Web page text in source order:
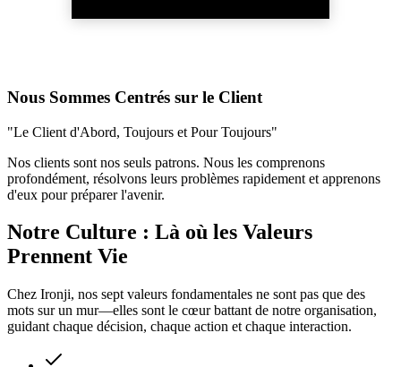
Nous Sommes Centrés sur le Client
"Le Client d'Abord, Toujours et Pour Toujours"
Nos clients sont nos seuls patrons. Nous les comprenons
profondément, résolvons leurs problèmes rapidement et apprenons
d'eux pour préparer l'avenir.
Notre Culture : Là où les Valeurs
Prennent Vie
Chez Ironji, nos sept valeurs fondamentales ne sont pas que des
mots sur un mur—elles sont le cœur battant de notre organisation,
guidant chaque décision, chaque action et chaque interaction.